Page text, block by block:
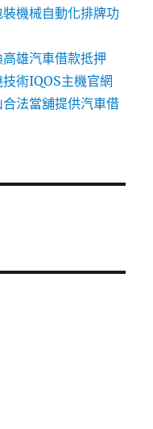
機械自動化排牌功
雄汽車借款抵押
術IQOS主機官網
法當舖提供汽車借